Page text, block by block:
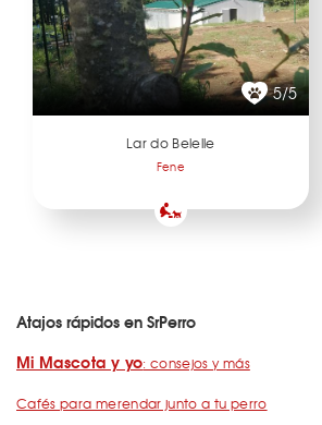
5/5
Lar do Belelle
Fene
Atajos rápidos en SrPerro
Mi Mascota y yo: consejos y más
Cafés para merendar junto a tu perro